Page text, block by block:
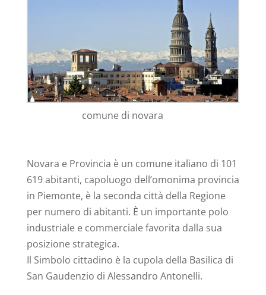
comune di novara
Novara e Provincia è un comune italiano di 101
619 abitanti, capoluogo dell’omonima provincia
in Piemonte, è la seconda città della Regione
per numero di abitanti. È un importante polo
industriale e commerciale favorita dalla sua
posizione strategica.
Il Simbolo cittadino è la cupola della Basilica di
San Gaudenzio di Alessandro Antonelli.